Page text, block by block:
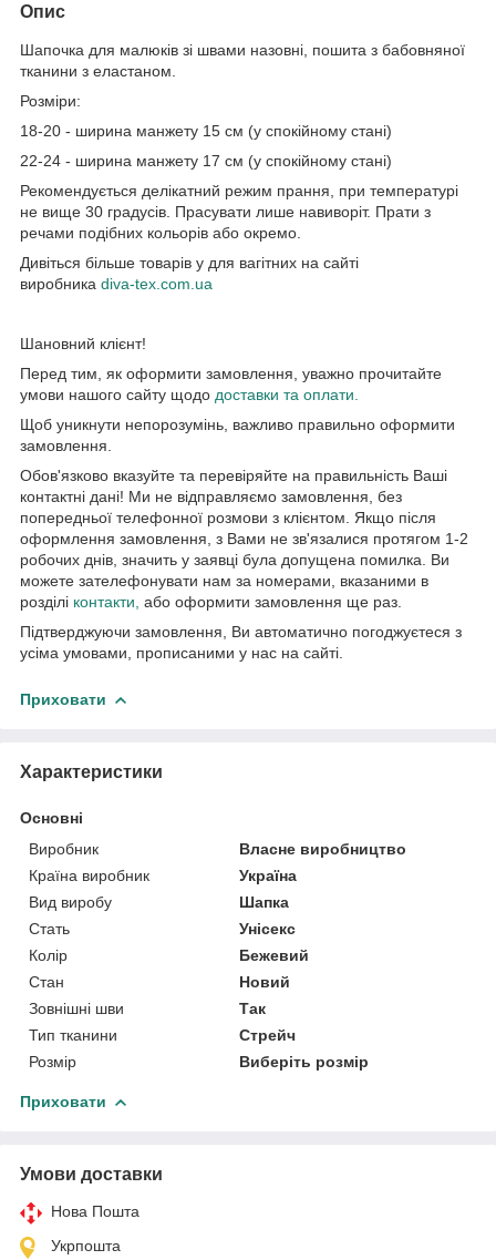
Опис
Шапочка для малюків зі швами назовні, пошита з бабовняної
тканини з еластаном.
Розміри:
18-20 - ширина манжету 15 см (у спокійному стані)
22-24 - ширина манжету 17 см (у спокійному стані)
Рекомендується делікатний режим прання, при температурі
не вище 30 градусів. Прасувати лише навиворіт. Прати з
речами подібних кольорів або окремо.
Дивіться більше товарів у для вагітних на сайті
виробника diva-tex.com.ua
Шановний клієнт!
Перед тим, як оформити замовлення, уважно прочитайте
умови нашого сайту щодо доставки та оплати.
Щоб уникнути непорозумінь, важливо правильно оформити
замовлення.
Обов'язково вказуйте та перевіряйте на правильність Ваші
контактні дані! Ми не відправляємо замовлення, без
попередньої телефонної розмови з клієнтом. Якщо після
оформлення замовлення, з Вами не зв'язалися протягом 1-2
робочих днів, значить у заявці була допущена помилка. Ви
можете зателефонувати нам за номерами, вказаними в
розділі контакти, або оформити замовлення ще раз.
Підтверджуючи замовлення, Ви автоматично погоджуєтеся з
усіма умовами, прописаними у нас на сайті.
Приховати
Характеристики
Основні
Виробник
Власне виробництво
Країна виробник
Україна
Вид виробу
Шапка
Стать
Унісекс
Колір
Бежевий
Стан
Новий
Зовнішні шви
Так
Тип тканини
Стрейч
Розмір
Виберіть розмір
Приховати
Умови доставки
Нова Пошта
Укрпошта